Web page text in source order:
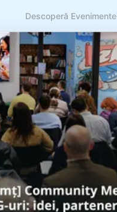
Descoperă Evenimente